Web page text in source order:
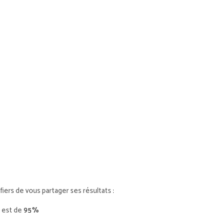
de vous partager ses résultats :
est de 95%